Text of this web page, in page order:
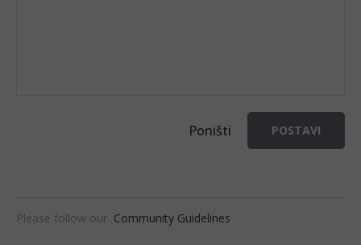
Poništi POSTAVI
Please follow our Community Guidelines